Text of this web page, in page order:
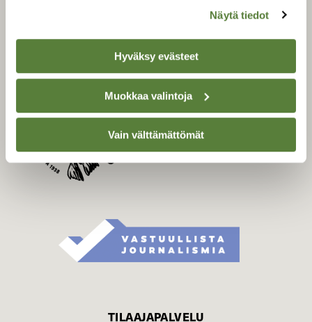
Näytä tiedot
Hyväksy evästeet
Muokkaa valintoja
Vain välttämättömät
SUOJELU­LIITTO
Suomen Luonto -lehden
kustantaja onSuomen
luonnonsuojelu­liitto
TILAAJAPALVELU